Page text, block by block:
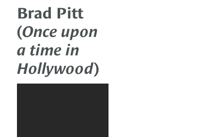
Brad Pitt
(Once upon
a time in
Hollywood)